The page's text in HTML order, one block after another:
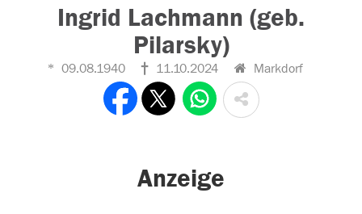
Ingrid Lachmann (geb.
Pilarsky)
09.08.1940 11.10.2024 Markdorf
Anzeige